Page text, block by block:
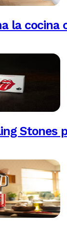
la
Stones